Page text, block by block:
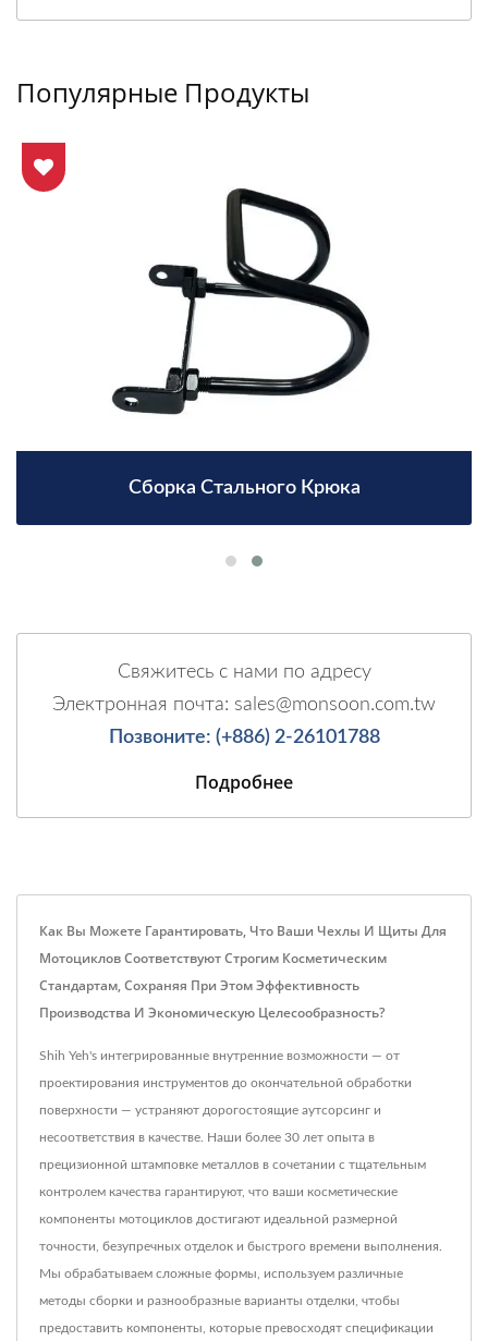
Популярные Продукты
Сборка Стального Крюка
Свяжитесь с нами по адресу
Электронная почта: sales@monsoon.com.tw
Позвоните: (+886) 2-26101788
Подробнее
Как Вы Можете Гарантировать, Что Ваши Чехлы И Щиты Для
Мотоциклов Соответствуют Строгим Косметическим
Стандартам, Сохраняя При Этом Эффективность
Производства И Экономическую Целесообразность?
Shih Yeh's интегрированные внутренние возможности — от
проектирования инструментов до окончательной обработки
поверхности — устраняют дорогостоящие аутсорсинг и
несоответствия в качестве. Наши более 30 лет опыта в
прецизионной штамповке металлов в сочетании с тщательным
контролем качества гарантируют, что ваши косметические
компоненты мотоциклов достигают идеальной размерной
точности, безупречных отделок и быстрого времени выполнения.
Мы обрабатываем сложные формы, используем различные
методы сборки и разнообразные варианты отделки, чтобы
предоставить компоненты, которые превосходят спецификации